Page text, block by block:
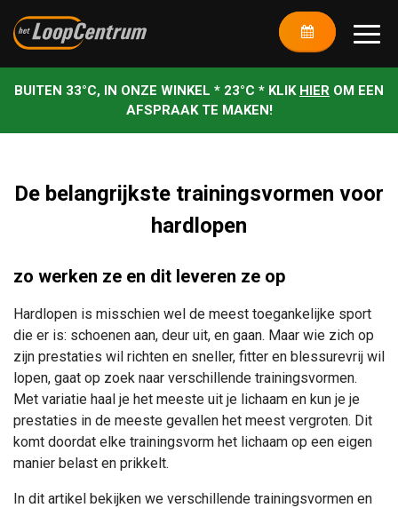
BUITEN 33°C, IN ONZE WINKEL * 23°C * KLIK HIER OM EEN
AFSPRAAK TE MAKEN!
De belangrijkste trainingsvormen voor
hardlopen
zo werken ze en dit leveren ze op
Hardlopen is misschien wel de meest toegankelijke sport
die er is: schoenen aan, deur uit, en gaan. Maar wie zich op
zijn prestaties wil richten en sneller, fitter en blessurevrij wil
lopen, gaat op zoek naar verschillende trainingsvormen.
Met variatie haal je het meeste uit je lichaam en kun je je
prestaties in de meeste gevallen het meest vergroten. Dit
komt doordat elke trainingsvorm het lichaam op een eigen
manier belast en prikkelt.
In dit artikel bekijken we verschillende trainingsvormen en